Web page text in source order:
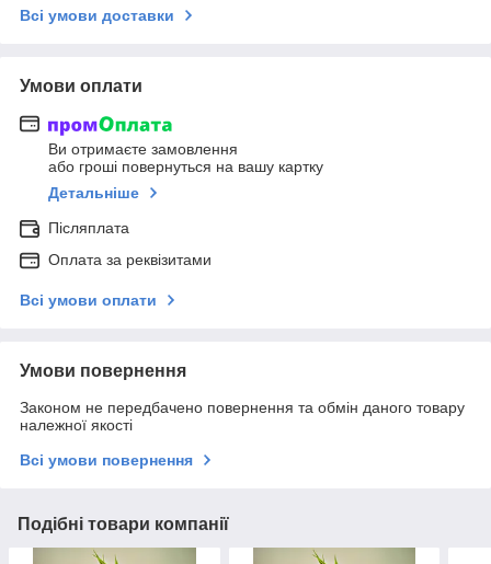
Всі умови доставки
Умови оплати
Ви отримаєте замовлення
або гроші повернуться на вашу картку
Детальніше
Післяплата
Оплата за реквізитами
Всі умови оплати
Умови повернення
Законом не передбачено повернення та обмін даного товару
належної якості
Всі умови повернення
Подібні товари компанії